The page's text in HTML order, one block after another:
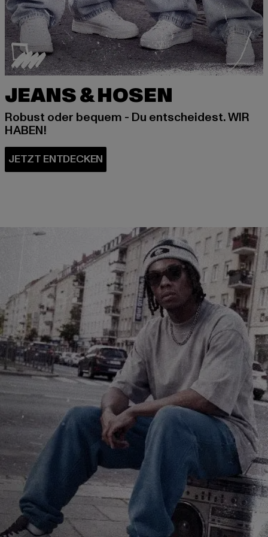
JEANS & HOSEN
Robust oder bequem - Du entscheidest. WIR
HABEN!